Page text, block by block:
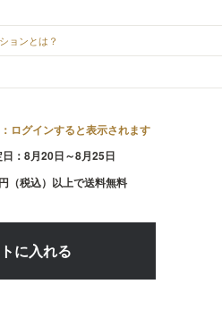
ョンとは？
ログインすると表示されます
：8月20日～8月25日
（税込）以上で送料無料